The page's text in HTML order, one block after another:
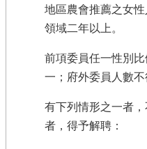
地區農會推薦之女
領域二年以上。
前項委員任一性別
一；府外委員人數不
有下列情形之一者
者，得予解聘：